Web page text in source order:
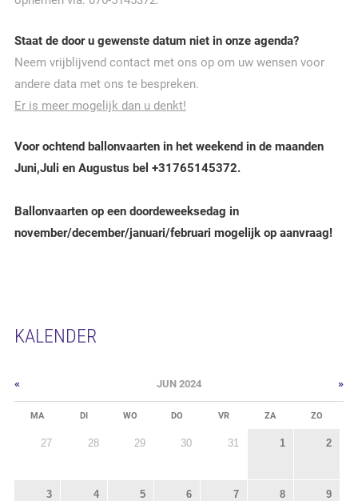
Staat de door u gewenste datum niet in onze agenda?
Neem vrijblijvend contact met ons op om uw wensen voor
andere data met ons te bespreken.
Er is meer mogelijk dan u denkt!
Voor ochtend ballonvaarten in het weekend in de maanden
Juni,Juli en Augustus bel +31765145372.
Ballonvaarten op een doordeweeksedag in
november/december/januari/februari mogelijk op aanvraag!
KALENDER
« JUN 2024 »
MA DI WO DO VR ZA ZO
27 28 29 30 31 1 2
3 4 5 6 7 8 9